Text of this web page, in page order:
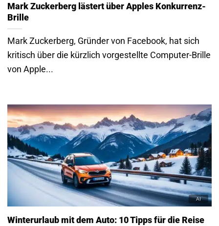
Mark Zuckerberg lästert über Apples Konkurrenz-
Brille
Mark Zuckerberg, Gründer von Facebook, hat sich
kritisch über die kürzlich vorgestellte Computer-Brille
von Apple...
Winterurlaub mit dem Auto: 10 Tipps für die Reise